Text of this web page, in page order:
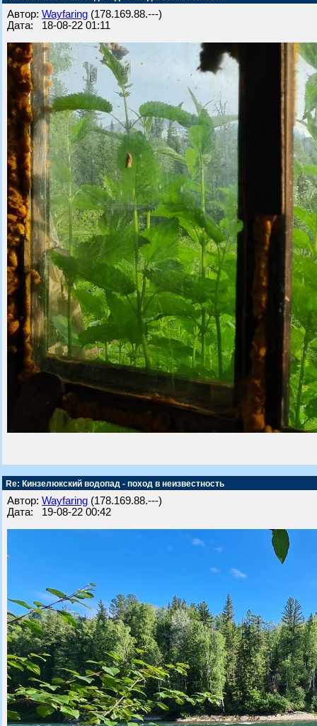
Автор: Wayfaring (178.169.88.---)
Дата: 18-08-22 01:11
Re: Кинзелюкский водопад - поход в неизвестность
Автор: Wayfaring (178.169.88.---)
Дата: 19-08-22 00:42